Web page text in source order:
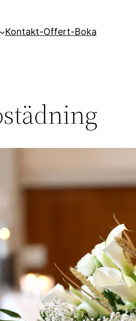
Kontakt-Offert-Boka